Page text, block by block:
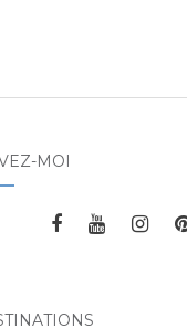
MOI